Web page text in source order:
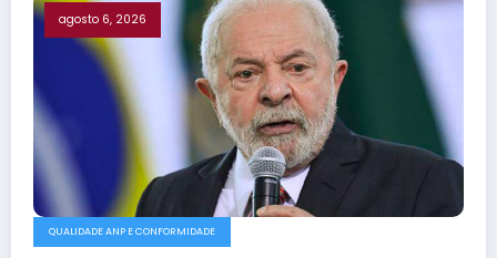
agosto 6, 2026
QUALIDADE ANP E CONFORMIDADE